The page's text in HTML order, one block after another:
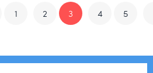
1 2 3 4 5